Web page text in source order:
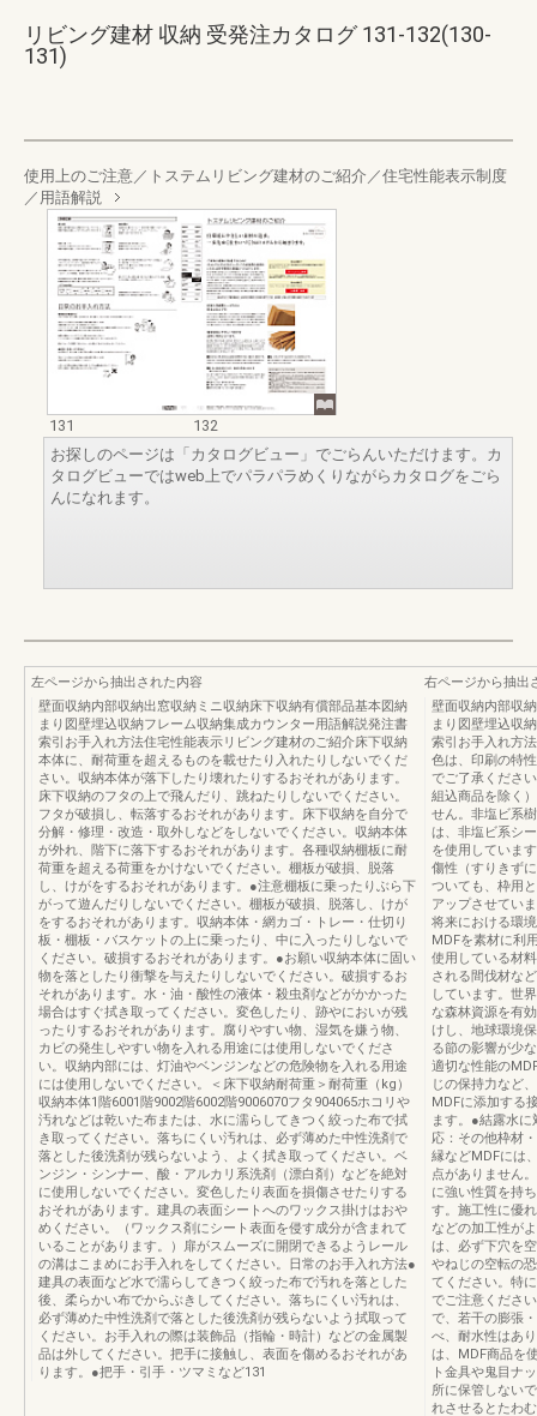
リビング建材 収納 受発注カタログ 131-132(130-
131)
使用上のご注意／トステムリビング建材のご紹介／住宅性能表示制度
／用語解説
131
132
お探しのページは「カタログビュー」でごらんいただけます。カ
タログビューではweb上でパラパラめくりながらカタログをごら
んになれます。
左ページから抽出された内容
壁面収納内部収納出窓収納ミニ収納床下収納有償部品基本図納
まり図壁埋込収納フレーム収納集成カウンター用語解説発注書
索引お手入れ方法住宅性能表示リビング建材のご紹介床下収納
本体に、耐荷重を超えるものを載せたり入れたりしないでくだ
さい。収納本体が落下したり壊れたりするおそれがあります。
床下収納のフタの上で飛んだり、跳ねたりしないでください。
フタが破損し、転落するおそれがあります。床下収納を自分で
分解・修理・改造・取外しなどをしないでください。収納本体
が外れ、階下に落下するおそれがあります。各種収納棚板に耐
荷重を超える荷重をかけないでください。棚板が破損、脱落
し、けがをするおそれがあります。●注意棚板に乗ったりぶら下
がって遊んだりしないでください。棚板が破損、脱落し、けが
をするおそれがあります。収納本体・網カゴ・トレー・仕切り
板・棚板・バスケットの上に乗ったり、中に入ったりしないで
ください。破損するおそれがあります。●お願い収納本体に固い
物を落としたり衝撃を与えたりしないでください。破損するお
それがあります。水・油・酸性の液体・殺虫剤などがかかった
場合はすぐ拭き取ってください。変色したり、跡やにおいが残
ったりするおそれがあります。腐りやすい物、湿気を嫌う物、
カビの発生しやすい物を入れる用途には使用しないでくださ
い。収納内部には、灯油やベンジンなどの危険物を入れる用途
には使用しないでください。＜床下収納耐荷重＞耐荷重（kg）
収納本体1階6001階9002階6002階9006070フタ904065ホコリや
汚れなどは乾いた布または、水に濡らしてきつく絞った布で拭
き取ってください。落ちにくい汚れは、必ず薄めた中性洗剤で
落とした後洗剤が残らないよう、よく拭き取ってください。ベ
ンジン・シンナー、酸・アルカリ系洗剤（漂白剤）などを絶対
に使用しないでください。変色したり表面を損傷させたりする
おそれがあります。建具の表面シートへのワックス掛けはおや
めください。（ワックス剤にシート表面を侵す成分が含まれて
いることがあります。）扉がスムーズに開閉できるようレール
の溝はこまめにお手入れをしてください。日常のお手入れ方法●
建具の表面など水で濡らしてきつく絞った布で汚れを落とした
後、柔らかい布でからぶきしてください。落ちにくい汚れは、
必ず薄めた中性洗剤で落とした後洗剤が残らないよう拭取って
ください。お手入れの際は装飾品（指輪・時計）などの金属製
品は外してください。把手に接触し、表面を傷めるおそれがあ
ります。●把手・引手・ツマミなど131
右ページから抽出
壁面収納内部収
まり図壁埋込収
索引お手入れ方
色は、印刷の特
でご了承くださ
組込商品を除く
せん。非塩ビ系
は、非塩ビ系シ
を使用していま
傷性（すりきず
ついても、枠用
アップさせてい
将来における環
MDFを素材に利
使用している材
される間伐材な
しています。世
な森林資源を有
けし、地球環境
る節の影響が少
適切な性能の
じの保持力など
MDFに添加する
ます。●結露水
応：その他枠材
縁などMDFには
点がありません
に強い性質を持
す。施工性に優
などの加工性が
は、必ず下穴を
やねじの空転の
てください。特
でご注意くださ
で、若干の膨張
べ、耐水性はあ
は、MDF商品を
ト金具や鬼目ナ
所に保管しない
れさせるとたわ